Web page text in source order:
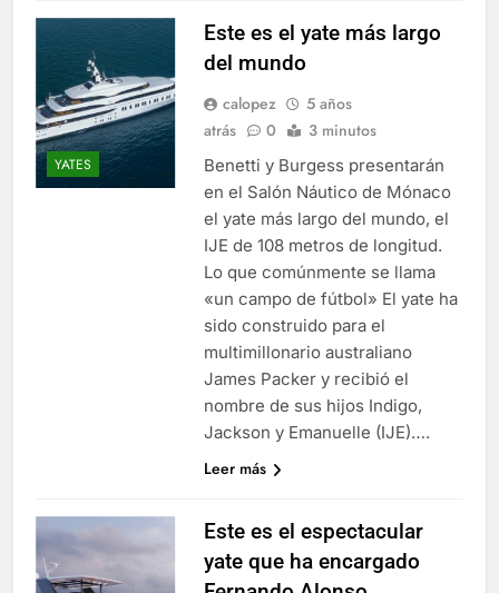
YATES
Este es el yate más largo
del mundo
calopez
5 años
atrás
0 3 minutos
Benetti y Burgess presentarán
en el Salón Náutico de Mónaco
el yate más largo del mundo, el
IJE de 108 metros de longitud.
Lo que comúnmente se llama
«un campo de fútbol» El yate ha
sido construido para el
multimillonario australiano
James Packer y recibió el
nombre de sus hijos Indigo,
Jackson y Emanuelle (IJE)….
Leer más
Este es el espectacular
yate que ha encargado